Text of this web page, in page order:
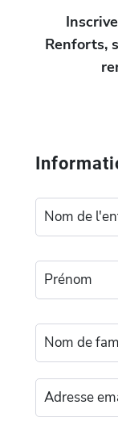
Renforts,